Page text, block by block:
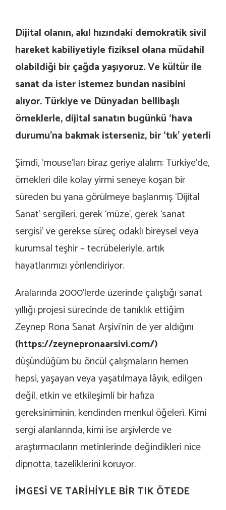
Dijital olanın, akıl hızındaki demokratik sivil
hareket kabiliyetiyle fiziksel olana müdahil
olabildiği bir çağda yaşıyoruz. Ve kültür ile
sanat da ister istemez bundan nasibini
alıyor. Türkiye ve Dünyadan bellibaşlı
örneklerle, dijital sanatın bugünkü ‘hava
durumu’na bakmak isterseniz, bir ‘tık’ yeterli
Şimdi, ‘mouse’ları biraz geriye alalım: Türkiye’de,
örnekleri dile kolay yirmi seneye koşan bir
süreden bu yana görülmeye başlanmış ‘Dijital
Sanat’ sergileri, gerek ‘müze’, gerek ‘sanat
sergisi’ ve gerekse süreç odaklı bireysel veya
kurumsal teşhir – tecrübeleriyle, artık
hayatlarımızı yönlendiriyor.
Aralarında 2000’lerde üzerinde çalıştığı sanat
yıllığı projesi sürecinde de tanıklık ettiğim
Zeynep Rona Sanat Arşivi’nin de yer aldığını
(https://zeynepronaarsivi.com/)
düşündüğüm bu öncül çalışmaların hemen
hepsi, yaşayan veya yaşatılmaya lâyık, edilgen
değil, etkin ve etkileşimli bir hafıza
gereksiniminin, kendinden menkul öğeleri. Kimi
sergi alanlarında, kimi ise arşivlerde ve
araştırmacıların metinlerinde değindikleri nice
dipnotta, tazeliklerini koruyor.
İMGESİ VE TARİHİYLE BİR TIK ÖTEDE